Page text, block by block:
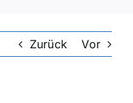
Zurück Vor